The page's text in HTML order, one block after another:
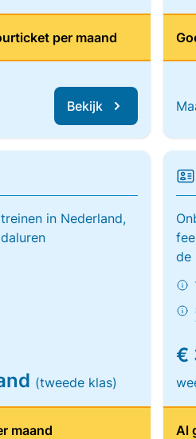
per maand
Bekijk
in Nederland,
(tweede klas)
maand
de
€
Al